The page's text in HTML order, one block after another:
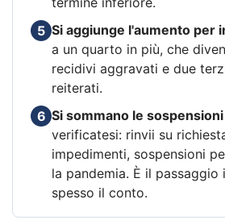
5 Si aggiunge l'aumento per
a un quarto in più, che
recidivi aggravati e due
reiterati.
6 Si sommano le sospensioni
verificatesi: rinvii su
impedimenti, sospensioni
la pandemia. È il passaggio
spesso il conto.